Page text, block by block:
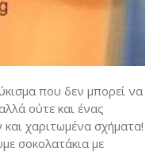
που δεν μπορεί να
ούτε και ένας
χαριτωμένα σχήματα!
σοκολατάκια με